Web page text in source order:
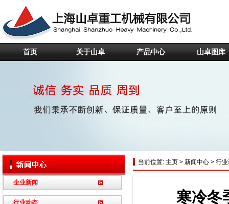
首页 关于山卓 产品中心 山卓图库
企业新闻
行业动态
当前位置: 主页 > 新闻中心 > 行
寒冷冬